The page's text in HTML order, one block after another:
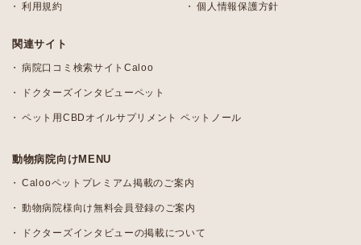
利用規約 個人情報保護方針
関連サイト
病院口コミ検索サイトCaloo
ドクターズインタビューペット
ペット用CBDオイルサプリメント ペットノール
動物病院向けMENU
Calooペットプレミアム掲載のご案内
動物病院様向け無料会員登録のご案内
ドクターズインタビューの掲載について